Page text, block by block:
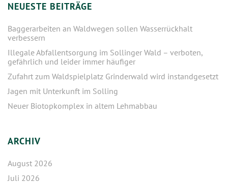
NEUESTE BEITRÄGE
Baggerarbeiten an Waldwegen sollen Wasserrückhalt
verbessern
Illegale Abfallentsorgung im Sollinger Wald – verboten,
gefährlich und leider immer häufiger
Zufahrt zum Waldspielplatz Grinderwald wird instandgesetzt
Jagen mit Unterkunft im Solling
Neuer Biotopkomplex in altem Lehmabbau
ARCHIV
August 2026
Juli 2026